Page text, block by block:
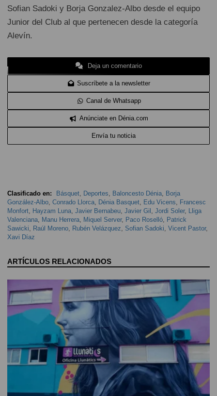
Sofian Sadoki y Borja Gonzalez-Albo desde el equipo
Junior del Club al que pertenecen desde la categoría
Alevín.
Deja un comentario
Suscríbete a la newsletter
Canal de Whatsapp
Anúnciate en Dénia.com
Envía tu noticia
Clasificado en: Básquet, Deportes, Baloncesto Dénia, Borja
González-Albo, Conrado Llorca, Dénia Basquet, Edu Vicens, Francesc
Monfort, Hayzam Luna, Javier Bernabeu, Javier Gil , Jordi Soler, Lliga
Valenciana, Manu Herrera, Miquel Server, Paco Roselló, Patrick
Sawicki, Raúl Moreno, Rubén Velázquez, Sofian Sadoki, Vicent Pastor,
Xavi Díaz
ARTÍCULOS RELACIONADOS